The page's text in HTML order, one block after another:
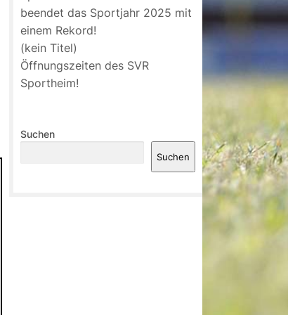
beendet das Sportjahr 2025 mit
einem Rekord!
(kein Titel)
Öffnungszeiten des SVR
Sportheim!
Suchen
Suchen